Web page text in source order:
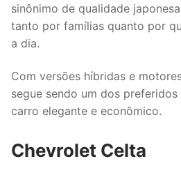
sinônimo de qualidade
tanto por famílias quanto por
a dia.
Com versões híbridas e
segue sendo um dos
carro elegante e econômico.
Chevrolet Celta